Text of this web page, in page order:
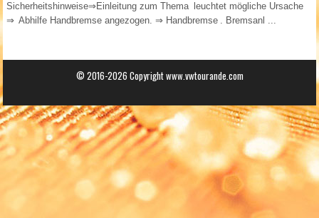
Sicherheitshinweise⇒Einleitung zum Thema leuchtet mögliche Ursache
⇒ Abhilfe Handbremse angezogen. ⇒ Handbremse . Bremsanl ...
© 2016-2026 Copyright www.vwtourande.com